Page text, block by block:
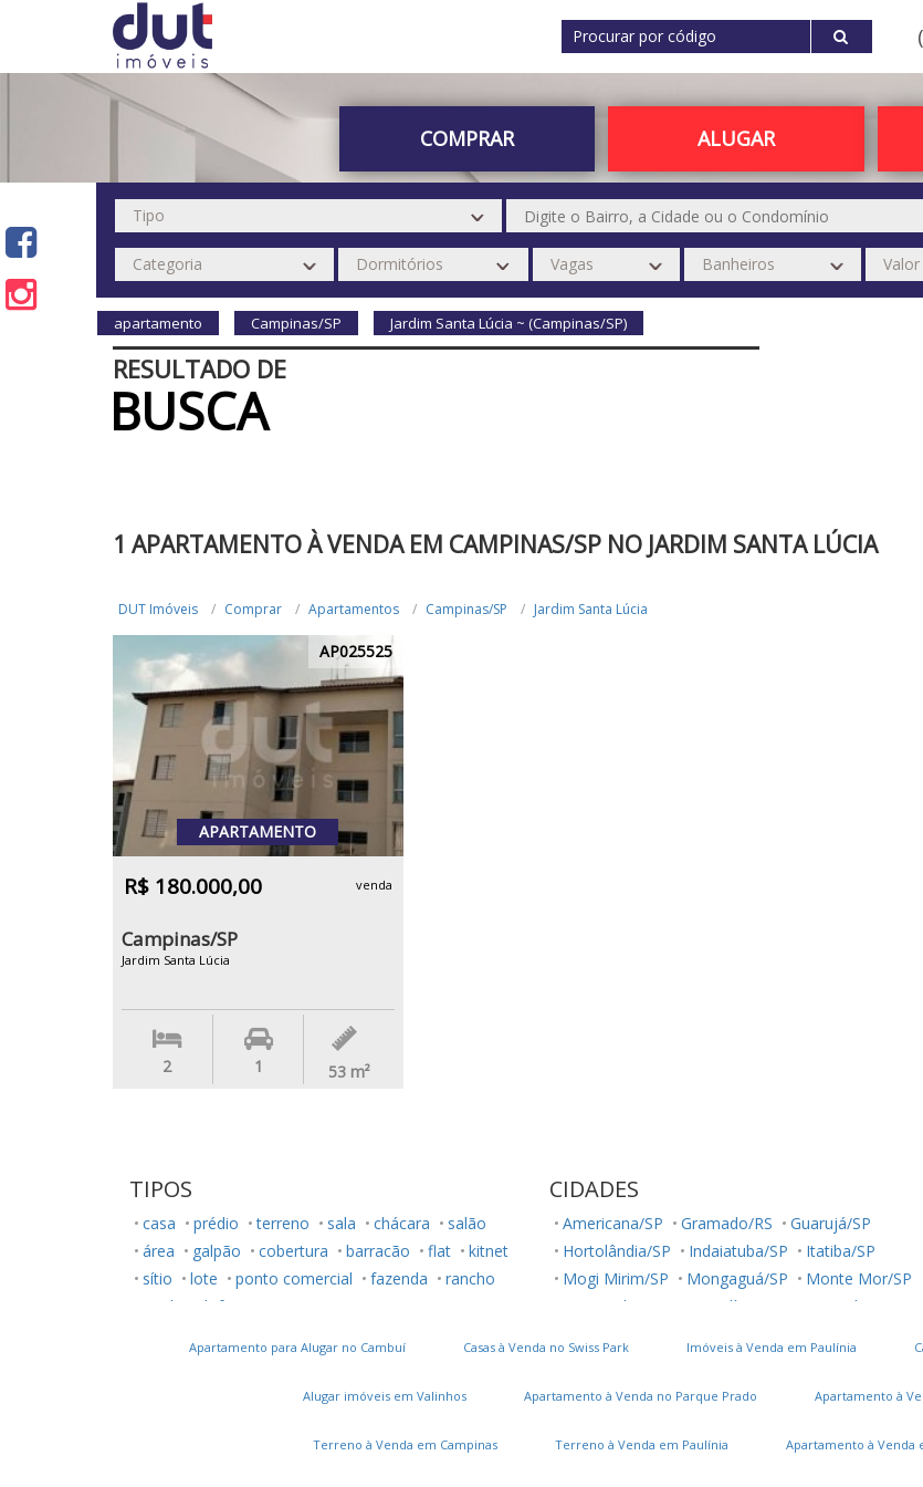
COMPRAR ALUGAR
apartamento Campinas/SP Jardim Santa Lúcia ~ (Campinas/SP)
RESULTADO DE
BUSCA
1 APARTAMENTO À VENDA EM CAMPINAS/SP NO JARDIM SANTA LÚCIA
DUT Imóveis Comprar Apartamentos Campinas/SP Jardim Santa Lúcia
AP025525
APARTAMENTO
R$ 180.000,00 venda
Campinas/SP
Jardim Santa Lúcia
2 1 53 m²
TIPOS
casa prédio terreno sala chácara
salão
área
galpão cobertura barracão flat
kitnet
sítio
lote ponto comercial fazenda
rancho
studio
loft
CIDADES
Americana/SP Gramado/RS
Guarujá/SP
Hortolândia/SP
Indaiatuba/SP
Itatiba/SP
Mogi Mirim/SP
Mongaguá/SP
Monte Mor/SP
Nova Odessa/SP
Paulínia/SP
Piracicaba/SP
Apartamento para Alugar no Cambuí Casas à Venda no Swiss Park Imóveis à Venda em Paulínia
Alugar imóveis em Valinhos Apartamento à Venda no Parque Prado Apartamento à
Terreno à Venda em Campinas Terreno à Venda em Paulínia Apartamento à Venda